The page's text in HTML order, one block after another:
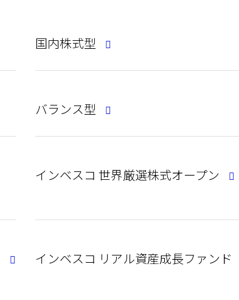
国内株式型
バランス型
インベスコ 世界厳選株式オープン
インベスコ リアル資産成長ファンド